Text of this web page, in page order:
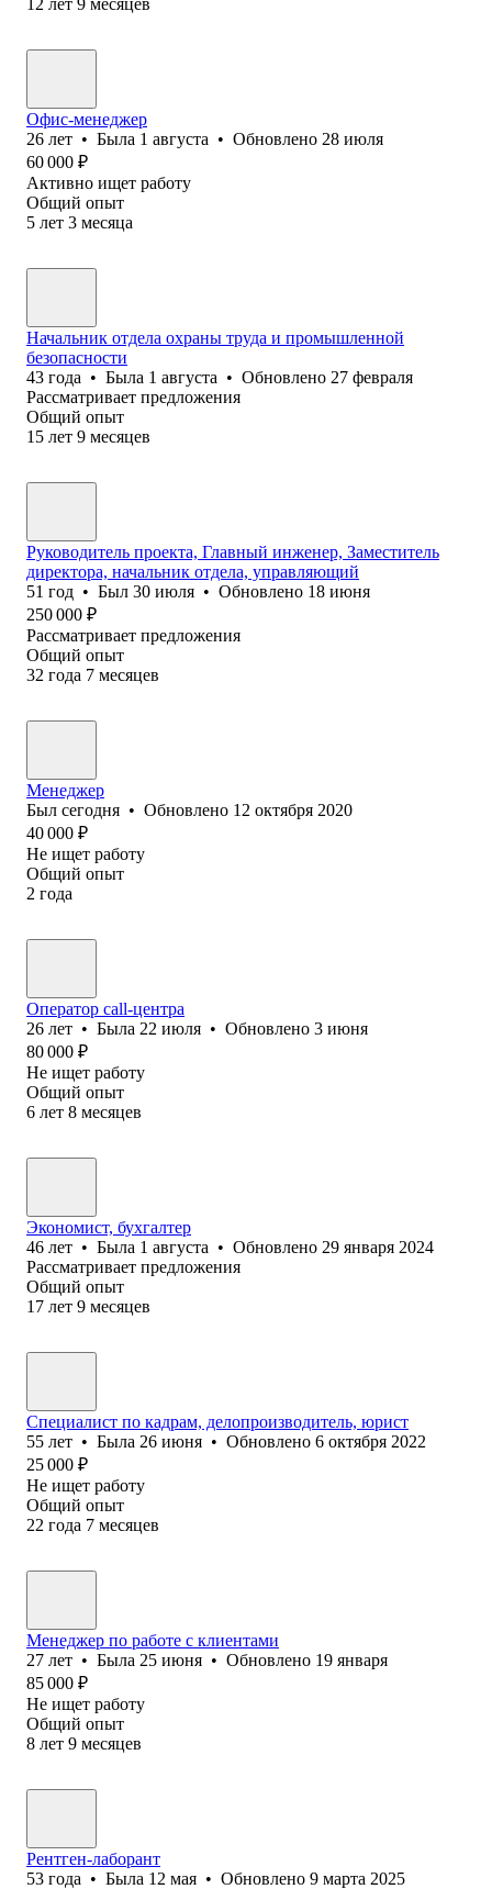
Офис-менеджер
26 лет • Была 1 августа • Обновлено 28 июля
60 000 ₽
Активно ищет работу
Общий опыт
5 лет 3 месяца
Начальник отдела охраны труда и промышленной
безопасности
43 года • Была 1 августа • Обновлено 27 февраля
Рассматривает предложения
Общий опыт
15 лет 9 месяцев
Руководитель проекта, Главный инженер, Заместитель
директора, начальник отдела, управляющий
51 год • Был 30 июля • Обновлено 18 июня
250 000 ₽
Рассматривает предложения
Общий опыт
32 года 7 месяцев
Менеджер
Был сегодня • Обновлено 12 октября 2020
40 000 ₽
Не ищет работу
Общий опыт
2 года
Оператор call-центра
26 лет • Была 22 июля • Обновлено 3 июня
80 000 ₽
Не ищет работу
Общий опыт
6 лет 8 месяцев
Экономист, бухгалтер
46 лет • Была 1 августа • Обновлено 29 января 2024
Рассматривает предложения
Общий опыт
17 лет 9 месяцев
Специалист по кадрам, делопроизводитель, юрист
55 лет • Была 26 июня • Обновлено 6 октября 2022
25 000 ₽
Не ищет работу
Общий опыт
22 года 7 месяцев
Менеджер по работе с клиентами
27 лет • Была 25 июня • Обновлено 19 января
85 000 ₽
Не ищет работу
Общий опыт
8 лет 9 месяцев
Рентген-лаборант
53 года • Была 12 мая • Обновлено 9 марта 2025